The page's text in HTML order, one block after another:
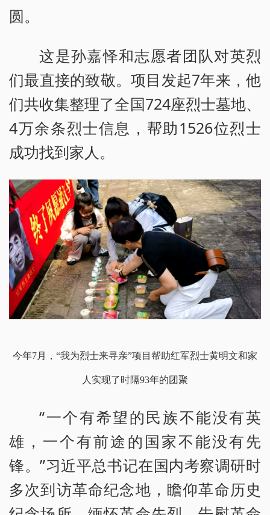
圆。
这是孙嘉怿和志愿者团队对英烈
们最直接的致敬。项目发起7年来，他
们共收集整理了全国724座烈士墓地、
4万余条烈士信息，帮助1526位烈士
成功找到家人。
今年7月，“我为烈士来寻亲”项目帮助红军烈士黄明文和家
人实现了时隔93年的团聚
“一个有希望的民族不能没有英
雄，一个有前途的国家不能没有先
锋。”习近平总书记在国内考察调研时
多次到访革命纪念地，瞻仰革命历史